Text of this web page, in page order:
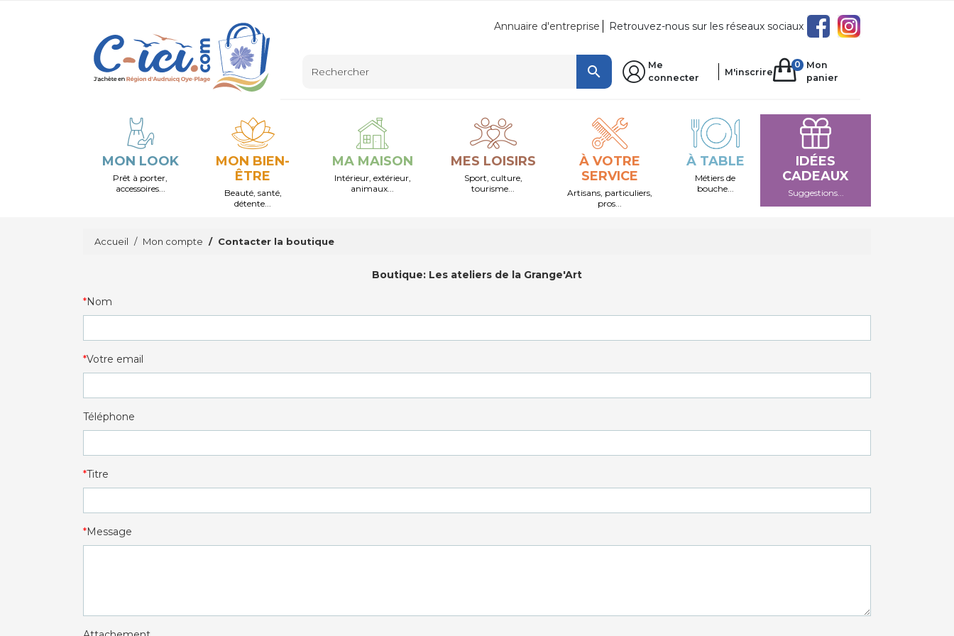
Annuaire d'entreprise Retrouvez-nous sur les réseaux sociaux

Me
connecter
M'inscrire
0
Mon
panier
MON LOOK
Prêt à porter,
accessoires...
MON BIEN-
ÊTRE
Beauté, santé,
détente...
MA MAISON
Intérieur, extérieur,
animaux...
MES LOISIRS
Sport, culture,
tourisme...
À VOTRE
SERVICE
Artisans, particuliers,
pros...
À TABLE
Métiers de
bouche...
IDÉES
CADEAUX
Suggestions...
Accueil Mon compte Contacter la boutique
Boutique: Les ateliers de la Grange'Art
Nom
Votre email
Téléphone
Titre
Message